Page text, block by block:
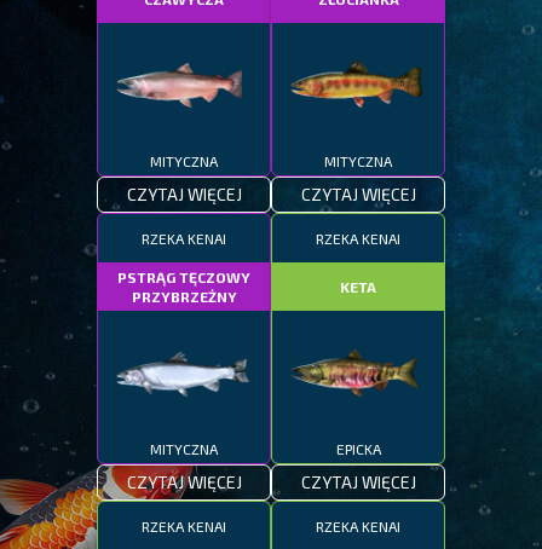
MITYCZNA
CZYTAJ WIĘCEJ
MITYCZNA
CZYTAJ WIĘCEJ
RZEKA KENAI
PSTRĄG TĘCZOWY
PRZYBRZEŻNY
MITYCZNA
CZYTAJ WIĘCEJ
RZEKA KENAI
KETA
EPICKA
CZYTAJ WIĘCEJ
RZEKA KENAI RZEKA KENAI